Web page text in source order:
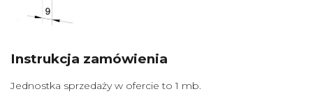
Instrukcja zamówienia
Jednostka sprzedaży w ofercie to 1 mb.